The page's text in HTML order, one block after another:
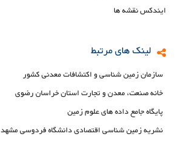
ایندکس نقشه ها
لینک های مرتبط
سازمان زمین شناسی و اکتشافات معدنی کشور
خانه صنعت، معدن و تجارت استان خراسان رضوی
پایگاه جامع داده های علوم زمین
نشریه زمین شناسی اقتصادی دانشگاه فردوسی مشهد